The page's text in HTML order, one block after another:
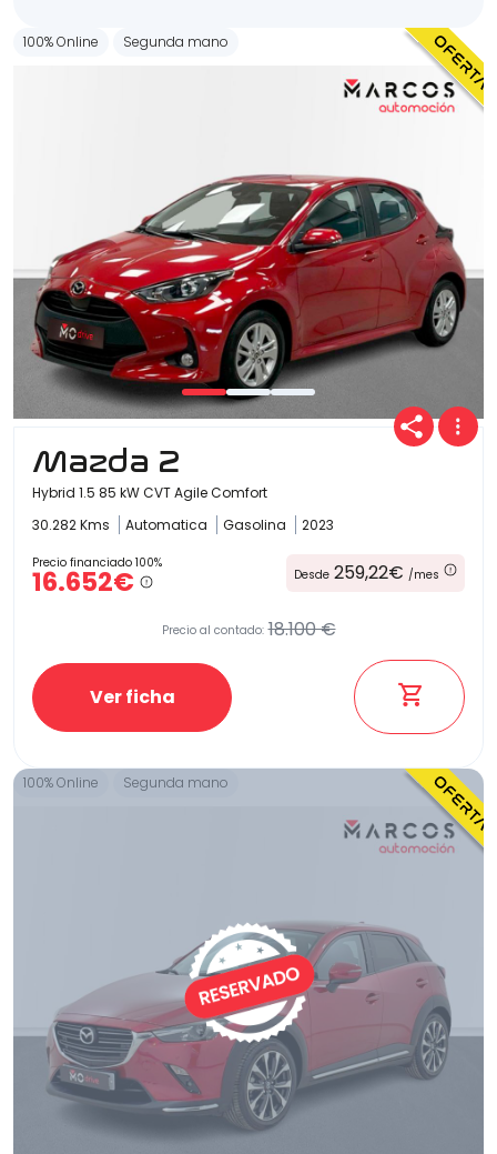
100% Online Segunda mano
Mazda 2
Hybrid 1.5 85 kW CVT Agile Comfort
30.282 Kms
Automatica Gasolina 2023
Precio financiado 100%
16.652€ Desde 259,22€ /mes
Precio al contado: 18.100 €
Ver ficha
100% Online Segunda mano